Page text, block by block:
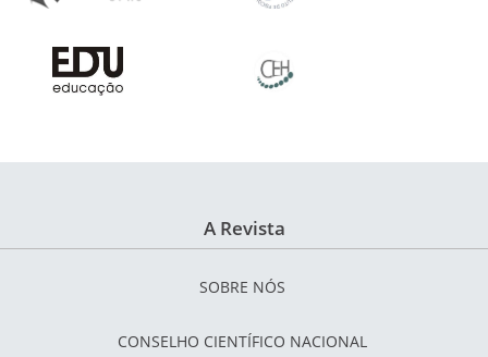
A Revista
SOBRE NÓS
CONSELHO CIENTÍFICO NACIONAL